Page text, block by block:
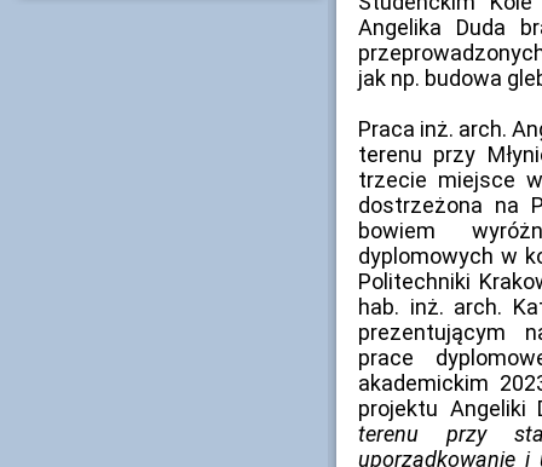
Angelika Duda
jak np. budowa
Praca inż. arch.
terenu przy
trzecie miejsce
dostrzeżona na
bowiem
dyplomowych w
Politechniki
hab. inż. arch.
prezentującym
prace
akademickim
projektu Angeliki
terenu przy
uporządkowanie i